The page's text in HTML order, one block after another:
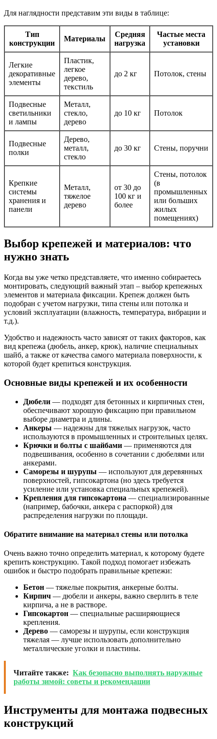
Для наглядности представим эти виды в таблице:
Тип
конструкции
Материалы
Средняя
нагрузка
Частые места
установки
Легкие
декоративные
элементы
Пластик,
легкое
дерево,
текстиль
до 2 кг Потолок, стены
Подвесные
светильники
и лампы
Металл,
стекло,
дерево
до 10 кг Потолок
Подвесные
полки
Дерево,
металл,
стекло
до 30 кг Стены, поручни
Крепкие
системы
хранения и
панели
Металл,
тяжелое
дерево
от 30 до
100 кг и
более
Стены, потолок
(в
промышленных
или больших
жилых
помещениях)
Выбор крепежей и материалов: что
нужно знать
Когда вы уже четко представляете, что именно собираетесь
монтировать, следующий важный этап – выбор крепежных
элементов и материала фиксации. Крепеж должен быть
подобран с учетом нагрузки, типа стены или потолка и
условий эксплуатации (влажность, температура, вибрации и
т.д.).
Удобство и надежность часто зависят от таких факторов, как
вид крепежа (дюбель, анкер, крюк), наличие специальных
шайб, а также от качества самого материала поверхности, к
которой будет крепиться конструкция.
Основные виды крепежей и их особенности
Дюбели — подходят для бетонных и кирпичных стен,
обеспечивают хорошую фиксацию при правильном
выборе диаметра и длины.
Анкеры — надежны для тяжелых нагрузок, часто
используются в промышленных и строительных целях.
Крючки и болты с шайбами — применяются для
подвешивания, особенно в сочетании с дюбелями или
анкерами.
Саморезы и шурупы — используют для деревянных
поверхностей, гипсокартона (но здесь требуется
усиление или установка специальных крепежей).
Крепления для гипсокартона — специализированные
(например, бабочки, анкера с распоркой) для
распределения нагрузки по площади.
Обратите внимание на материал стены или потолка
Очень важно точно определить материал, к которому будете
крепить конструкцию. Такой подход помогает избежать
ошибок и быстро подобрать правильные крепежи:
Бетон — тяжелые покрытия, анкерные болты.
Кирпич — дюбели и анкеры, важно сверлить в теле
кирпича, а не в растворе.
Гипсокартон — специальные расширяющиеся
крепления.
Дерево — саморезы и шурупы, если конструкция
тяжелая — лучше использовать дополнительно
металлические уголки и пластины.
Читайте также: Как безопасно выполнять наружные
работы зимой: советы и рекомендации
Инструменты для монтажа подвесных
конструкций